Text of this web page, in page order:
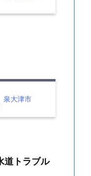
泉大津市
トラブル